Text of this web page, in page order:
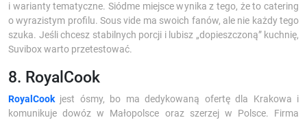
i warianty tematyczne. Siódme miejsce wynika z tego, że to catering
o wyrazistym profilu. Sous vide ma swoich fanów, ale nie każdy tego
szuka. Jeśli chcesz stabilnych porcji i lubisz „dopieszczoną” kuchnię,
Suvibox warto przetestować.
8. RoyalCook
RoyalCook jest ósmy, bo ma dedykowaną ofertę dla Krakowa i
komunikuje dowóz w Małopolsce oraz szerzej w Polsce. Firma